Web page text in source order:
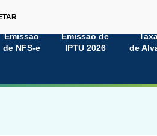
Emissão
de NFS-e
Emissão de
IPTU 2026
de